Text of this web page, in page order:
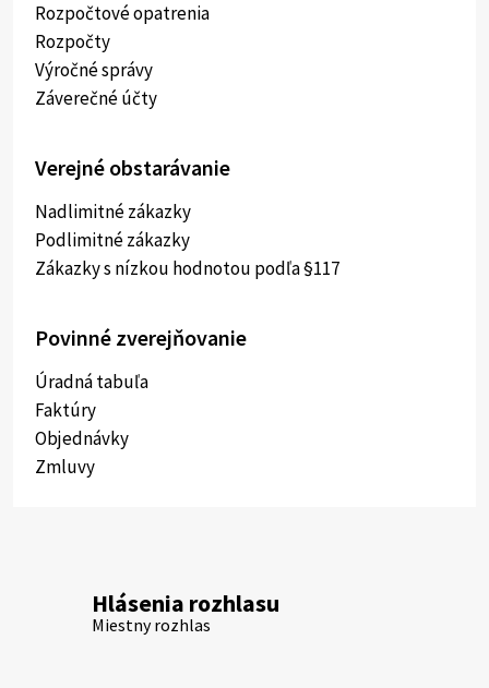
Rozpočtové opatrenia
Rozpočty
Výročné správy
Záverečné účty
Verejné obstarávanie
Nadlimitné zákazky
Podlimitné zákazky
Zákazky s nízkou hodnotou podľa §117
Povinné zverejňovanie
Úradná tabuľa
Faktúry
Objednávky
Zmluvy
Hlásenia rozhlasu
Miestny rozhlas